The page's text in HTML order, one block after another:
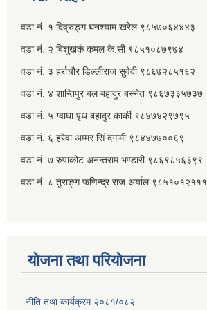
वडा नं. १ दिव्रुङ्ग घनश्याम खरेल ९८५७०६४४४३
वडा नं. २ ‌‍बिशुखर्क कमल के.सी ९८५१०८७९७४
वडा नं. ३ हर्राचौर डिल्लीराज सुवेदी ९८६७२८५१६२
वडा नं. ४ शान्तिपुर बल बहादुर बस्नेत​ ९८६७३३५७३७
वडा नं. ५ ग्वाघा पृथ बहादुर कार्की ९८४७४२९७९५
वडा नं. ६ हरेवा अम्मर सिं दगामी​ ९८४४७७००६९
वडा नं. ७ ‌‍रुपाकोट अनन्तराम भण्डारी ९८६९८५६३९९
वडा नं. ८ तुराङ्ग फणिन्द्र राज अर्याल ९८५१०१२१११
योजना तथा परियोजना
नीति तथा कार्यक्रम २०८१/०८२